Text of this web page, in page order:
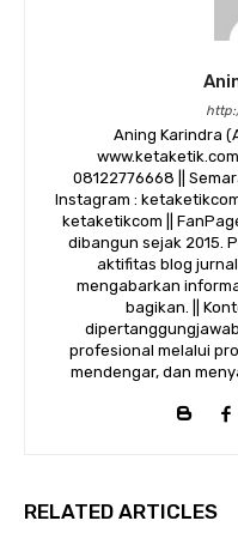
Aning Karindra
08122776668 ||
Instagram :
ketaketikcom ||
dibangun sejak 2015.
aktifitas blog
mengabarkan
bagikan. ||
profesional melalui
mendengar, dan
RELATED ARTICLES